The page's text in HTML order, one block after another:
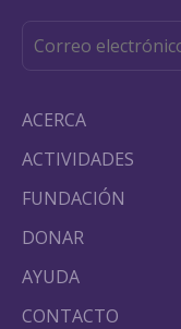
ACERCA
ACTIVIDADES
FUNDACIÓN
DONAR
AYUDA
CONTACTO